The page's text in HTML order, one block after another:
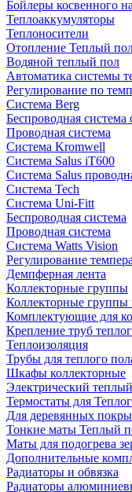
Бойлеры косвенного
Теплоаккумуляторы
Теплоносители
Отопление Теплый
Водяной теплый пол
Автоматика системы
Регулирование по
Система Berg
Беспроводная система
Проводная система
Система Kromwell
Система Salus iT600
Система Salus
Система Tech
Система Uni-Fitt
Беспроводная система
Проводная система
Система Watts Vision
Регулирование
Демпферная лента
Коллекторные группы
Коллекторные
Комплектующие для
Крепление труб
Теплоизоляция
Трубы для теплого
Шкафы коллекторные
Электрический
Термостаты для
Для деревянных
Тонкие маты Теплый
Маты для подогрева
Дополнительные
Радиаторы и обвязка
Радиаторы